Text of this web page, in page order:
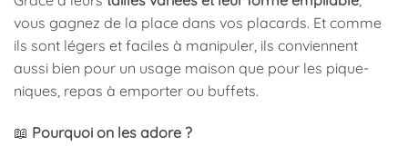
vous gagnez de la place dans vos placards. Et comme
ils sont légers et faciles à manipuler, ils conviennent
aussi bien pour un usage maison que pour les pique-
niques, repas à emporter ou buffets.
📖 Pourquoi on les adore ?